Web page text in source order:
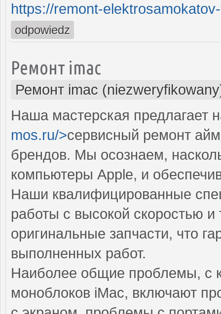
https://remont-
odpowiedz
Ремонт imac
Ремонт imac
Наша мастерская предлагает
mos.ru/>сервисный ремонт
брендов. Мы осознаем,
компьютеры Apple, и
Наши квалифицированные
работы с высокой скоростью и
оригинальные запчасти, что
выполненных работ.
Наиболее общие проблемы, с
моноблоков iMac, включают